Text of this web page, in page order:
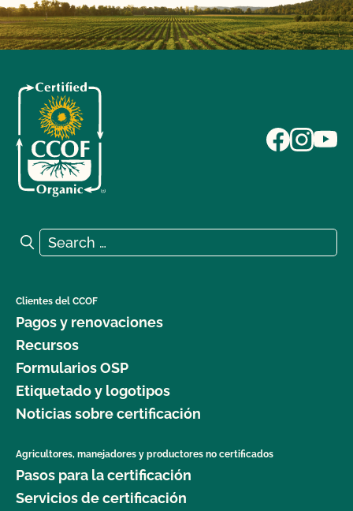
Search for:
Search
Clientes del CCOF
Pagos y renovaciones
Recursos
Formularios OSP
Etiquetado y logotipos
Noticias sobre certificación
Agricultores, manejadores y productores no certificados
Pasos para la certificación
Servicios de certificación